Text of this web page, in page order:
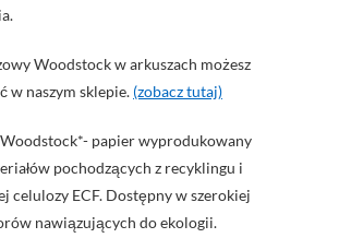
Woodstock w arkuszach możesz
w naszym sklepie. (zobacz tutaj)
papier wyprodukowany
pochodzących z recyklingu i
celulozy ECF. Dostępny w szerokiej
nawiązujących do ekologii.